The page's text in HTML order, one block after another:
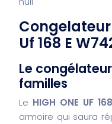
Uf 168 E
Le
familles
Le HIGH ONE UF
armoire qui saura